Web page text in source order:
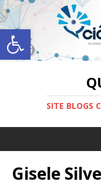
Abrir a
SITE BLOGS
Gisele